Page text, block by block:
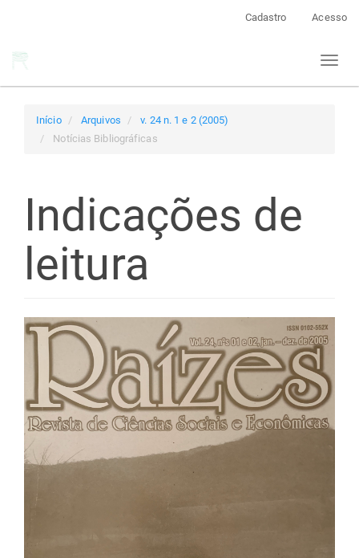
Cadastro Acesso
Toggle
Início Arquivos
v. 24 n. 1 e 2 (2005)
Notícias Bibliográficas
Indicações de
leitura
Barra
lateral
de
artigos